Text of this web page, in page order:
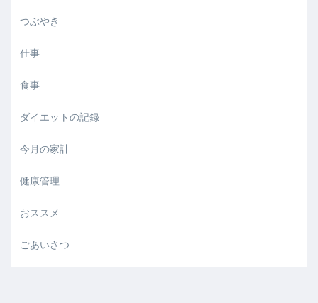
つぶやき
仕事
食事
ダイエットの記録
今月の家計
健康管理
おススメ
ごあいさつ